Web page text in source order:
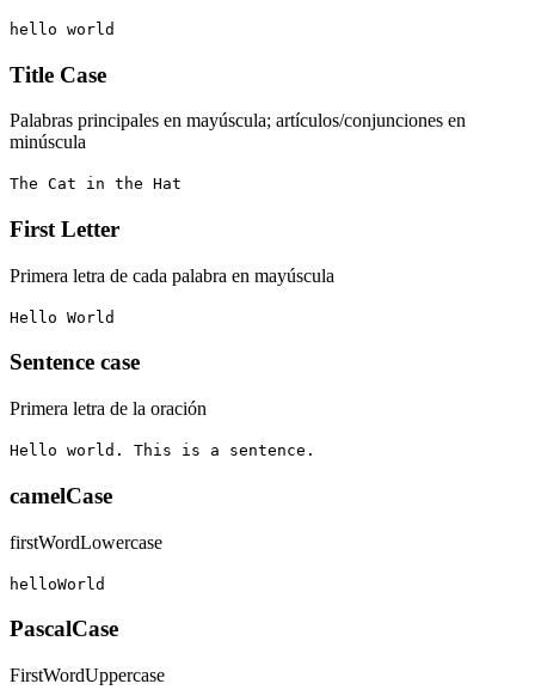
hello world
Title Case
Palabras principales en mayúscula; artículos/conjunciones en
minúscula
The Cat in the Hat
First Letter
Primera letra de cada palabra en mayúscula
Hello World
Sentence case
Primera letra de la oración
Hello world. This is a sentence.
camelCase
firstWordLowercase
helloWorld
PascalCase
FirstWordUppercase